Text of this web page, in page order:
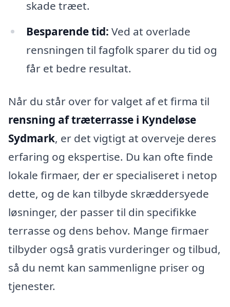
skade træet.
Besparende tid: Ved at overlade
rensningen til fagfolk sparer du tid og
får et bedre resultat.
Når du står over for valget af et firma til
rensning af træterrasse i Kyndeløse
Sydmark, er det vigtigt at overveje deres
erfaring og ekspertise. Du kan ofte finde
lokale firmaer, der er specialiseret i netop
dette, og de kan tilbyde skræddersyede
løsninger, der passer til din specifikke
terrasse og dens behov. Mange firmaer
tilbyder også gratis vurderinger og tilbud,
så du nemt kan sammenligne priser og
tjenester.